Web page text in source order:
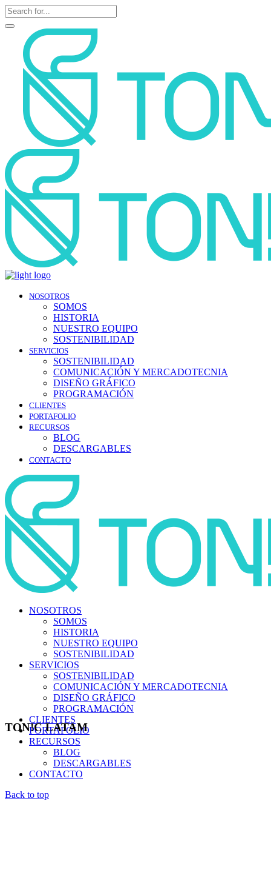
NOSOTROS
SOMOS
HISTORIA
NUESTRO EQUIPO
SOSTENIBILIDAD
SERVICIOS
SOSTENIBILIDAD
COMUNICACIÓN Y MERCADOTECNIA
DISEÑO GRÁFICO
PROGRAMACIÓN
CLIENTES
PORTAFOLIO
RECURSOS
BLOG
DESCARGABLES
CONTACTO
NOSOTROS
SOMOS
HISTORIA
NUESTRO EQUIPO
SOSTENIBILIDAD
SERVICIOS
SOSTENIBILIDAD
COMUNICACIÓN Y MERCADOTECNIA
DISEÑO GRÁFICO
PROGRAMACIÓN
CLIENTES
PORTAFOLIO
RECURSOS
BLOG
DESCARGABLES
CONTACTO
Back to top
TON!C LATAM